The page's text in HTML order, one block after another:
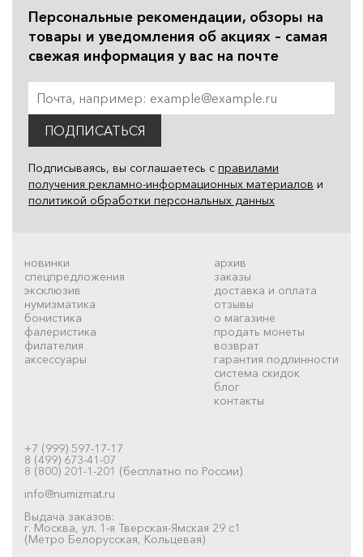
Персональные рекомендации, обзоры на
товары и уведомления об акциях – самая
свежая информация у вас на почте
ПОДПИСАТЬСЯ
Подписываясь, вы соглашаетесь с правилами
получения рекламно-информационных материалов и
политикой обработки персональных данных
новинки
спецпредложения
эксклюзив
нумизматика
бонистика
фалеристика
филателия
аксессуары
архив
заказы
доставка и оплата
отзывы
о магазине
продать монеты
возврат
гарантия подлинности
система скидок
блог
контакты
+7 (999) 597-17-17
8 (499) 673-41-07
8 (800) 201-1-201 (бесплатно по России)
info@numizmat.ru
Выдача заказов:
г. Москва, ул. 1-я Тверская-Ямская 29 с1
(Метро Белорусская, Кольцевая)